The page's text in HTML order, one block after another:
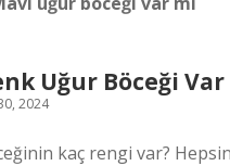
Uğur Böceği Var
2024
kaç rengi var?